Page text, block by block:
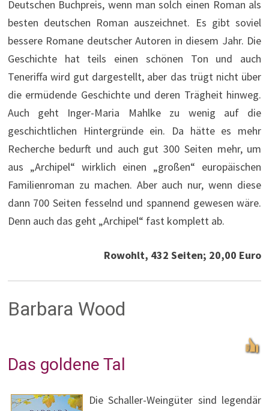
Deutschen Buchpreis, wenn man solch einen Roman als
besten deutschen Roman auszeichnet. Es gibt soviel
bessere Romane deutscher Autoren in diesem Jahr. Die
Geschichte hat teils einen schönen Ton und auch
Teneriffa wird gut dargestellt, aber das trügt nicht über
die ermüdende Geschichte und deren Trägheit hinweg.
Auch geht Inger-Maria Mahlke zu wenig auf die
geschichtlichen Hintergründe ein. Da hätte es mehr
Recherche bedurft und auch gut 300 Seiten mehr, um
aus „Archipel“ wirklich einen „großen“ europäischen
Familienroman zu machen. Aber auch nur, wenn diese
dann 700 Seiten fesselnd und spannend gewesen wäre.
Denn auch das geht „Archipel“ fast komplett ab.
Rowohlt, 432 Seiten; 20,00 Euro
Barbara Wood
Das goldene Tal
Die Schaller-Weingüter sind legendär